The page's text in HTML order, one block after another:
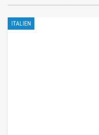
ITALIEN